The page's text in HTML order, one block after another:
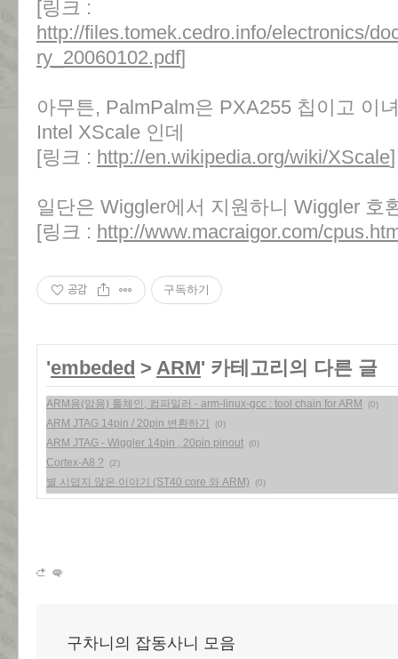
[링크 :
http://files.tomek.cedro.info/electronics/
ry_20060102.pdf]
아무튼, PalmPalm은 PXA255 칩이고 이
Intel XScale 인데
[링크 : http://en.wikipedia.org/wiki/XScale]
일단은 Wiggler에서 지원하니 Wiggler 호
[링크 : http://www.macraigor.com/
공감 구독하기
'embeded > ARM' 카테고리의 다른 글
ARM용(암용) 툴체인, 컴파일러 - arm-linux-gcc : tool chain for ARM (0)
ARM JTAG 14pin / 20pin 변환하기 (0)
ARM JTAG - Wiggler 14pin , 20pin pinout (0)
Cortex-A8 ? (2)
별 시덥지 않은 이야기 (ST40 core 와 ARM) (0)
구차니의 잡동사니 모음